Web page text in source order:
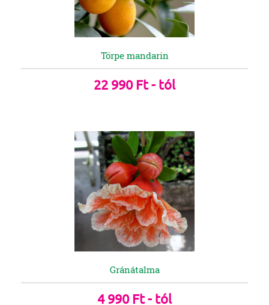
Törpe mandarin
22 990 Ft - tól
Gránátalma
4 990 Ft - tól